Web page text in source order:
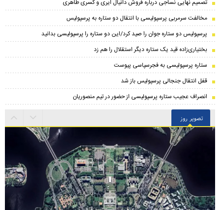
تصمیم نهایی نساجی درباره فروش دانیال ایری و کسری طاهری
مخالفت سرمربی پرسپولیسی با انتقال دو ستاره به پرسپولیس
پرسپولیس دو ستاره جوان را صید کرد/این دو ستاره را پرسپولیسی بدانید
بختیاری‌زاده قید یک ستاره دیگر استقلال را هم زد
ستاره پرسپولیسی به فجرسپاسی پیوست
قفل انتقال جنجالی پرسپولیس باز شد
انصراف عجیب ستاره پرسپولیسی از حضور در تیم منصوریان
تصویر روز